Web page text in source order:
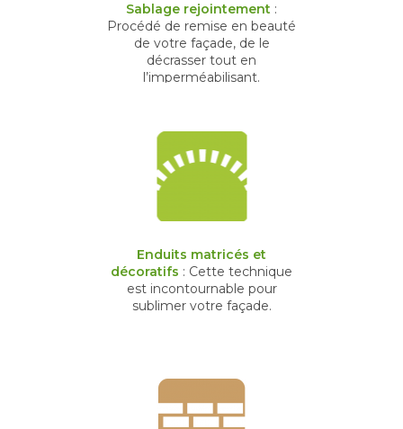
Sablage rejointement :
Procédé de remise en beauté
de votre façade, de le
décrasser tout en
l’imperméabilisant.
Enduits matricés et
décoratifs : Cette technique
est incontournable pour
sublimer votre façade.